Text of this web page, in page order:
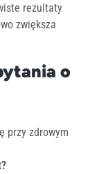
rezultaty
zwiększa
o
przy zdrowym